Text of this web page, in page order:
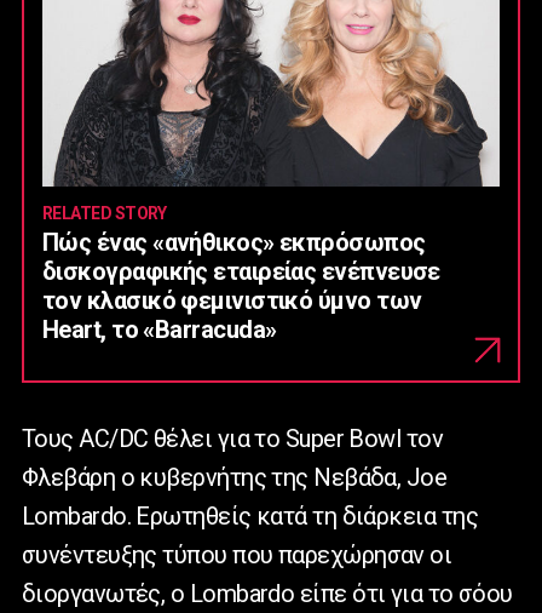
RELATED STORY
Πώς ένας «ανήθικος» εκπρόσωπος
δισκογραφικής εταιρείας ενέπνευσε
τον κλασικό φεμινιστικό ύμνο των
Heart, το «Barracuda»
Τους AC/DC θέλει για το Super Bowl τον
Φλεβάρη ο κυβερνήτης της Νεβάδα, Joe
Lombardo. Ερωτηθείς κατά τη διάρκεια της
συνέντευξης τύπου που παρεχώρησαν οι
διοργανωτές, ο Lombardo είπε ότι για το σόου